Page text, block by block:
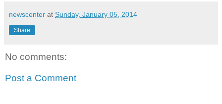
newscenter at Sunday, January 05, 2014
Share
No comments:
Post a Comment